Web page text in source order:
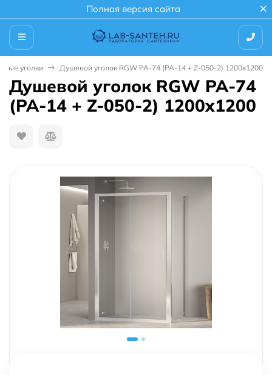
Полная версия сайта
уголки Душевой уголок RGW PA-74 (PA-14 + Z-050-2) 1200x1200
Душевой уголок RGW PA-74
(PA-14 + Z-050-2) 1200x1200